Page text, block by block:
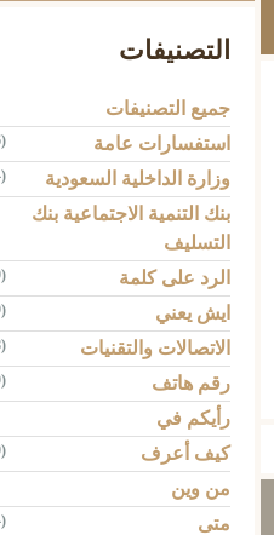
التصنيفات
جميع التصنيفات
استفسارات عامة
(986)
وزارة الداخلية السعودية (364)
بنك التنمية الاجتماعية بنك
التسليف
الرد على كلمة (690)
ايش يعني (649)
الاتصالات والتقنيات (408)
رقم هاتف (830)
رأيكم في
كيف أعرف (150)
من وين
متى (164)